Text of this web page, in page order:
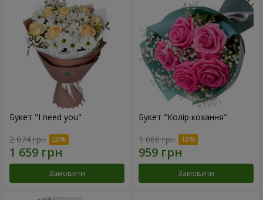
Букет "I need you"
2 074 грн
Замовити
Букет "Колір кохання"
1 066 грн
Замовити